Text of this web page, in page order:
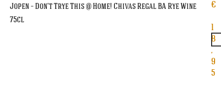
Jopen – Don’t Trye This @ Home! Chivas Regal BA Rye Wine
75cl
€
1
8
,
9
5